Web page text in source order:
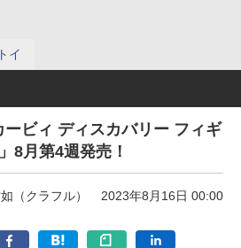
イ
ービィ ディスカバリー フィギ
8月第4週発売！
（クラフル） 2023年8月16日 00:00